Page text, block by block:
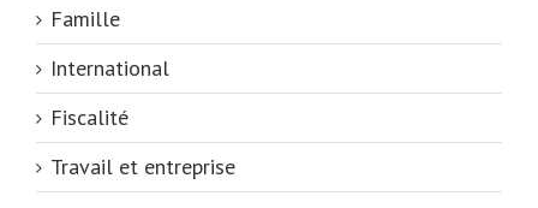
Famille
International
Fiscalité
Travail et entreprise